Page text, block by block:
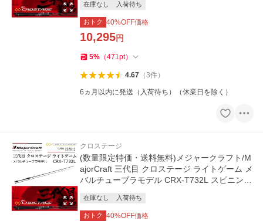
在庫なし 入荷待ち
おトク 40%OFF価格
10,295円
5% （471pt）
4.67（3件）
6ヵ月以内に発送（入荷待ち）（休業日を除く）
クロステージ
(数量限定特価・送料無料)メジャークラフト/M
ajorCraft 三代目 クロステージ ライトゲーム メ
バルチューブラモデル CRX-T732L スピニング
在庫なし 入荷待ち
おトク 40%OFF価格